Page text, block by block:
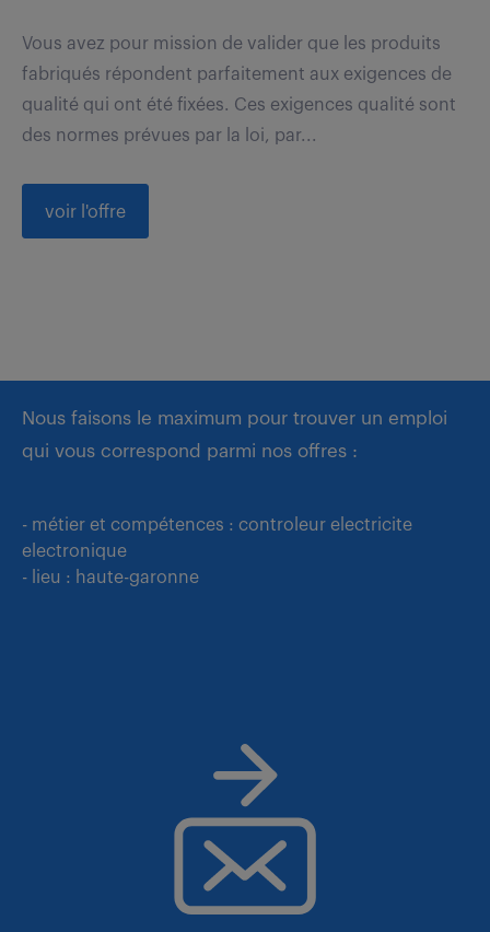
Vous avez pour mission de valider que les produits
fabriqués répondent parfaitement aux exigences de
qualité qui ont été fixées. Ces exigences qualité sont
des normes prévues par la loi, par...
voir l'offre
Nous faisons le maximum pour trouver un emploi
qui vous correspond parmi nos offres :
- métier et compétences : controleur electricite
electronique
- lieu : haute-garonne